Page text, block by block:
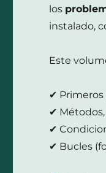
los
instalado,
Este
✔ Primeros
✔
✔
✔ Bucles